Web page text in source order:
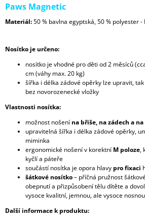
Paws Magnetic
Materiál:50 % bavlna egyptská, 50 % polyester
Nosítko je určeno:
nosítko je vhodné pro děti od 2 měsíců
cm (váhy max. 20 kg)
šířka i délka zádové opěrky lze upravit,
bez novorozenecké vložky
Vlastnosti nosítka:
možnost nošení na břiše, na zádech a
upravitelná šířka i délka zádové opěrky,
miminka
ergonomické nošení v korektní M poloze,
kyčlí a páteře
součástí nosítka je opora hlavy pro fixaci
šátkové nosítko– příčná pružnost
obepnutí a přizpůsobení tělu dítěte a
vysoce kvalitní, jemnou, ale vysoce
Další informace k produktu: